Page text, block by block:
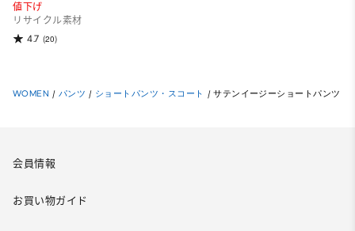
値下げ
リサイクル素材
4.7 (20)
WOMEN / パンツ / ショートパンツ・スコート / サテンイージーショートパンツ
会員情報
お買い物ガイド